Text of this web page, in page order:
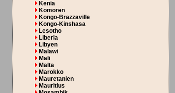
Kenia
Komoren
Kongo-Brazzaville
Kongo-Kinshasa
Lesotho
Liberia
Libyen
Malawi
Mali
Malta
Marokko
Mauretanien
Mauritius